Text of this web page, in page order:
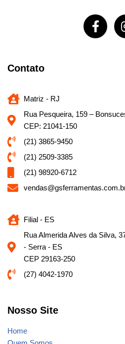
Contato
Matriz - RJ
Rua Pesqueira, 159 –
CEP: 21041-150
(21) 3865-9450
(21) 2509-3385
(21) 98920-6712
Filial - ES
Rua Almerida Alves da Silva,
- Serra - ES
CEP 29163-250
(27) 4042-1970
Nosso Site
Home